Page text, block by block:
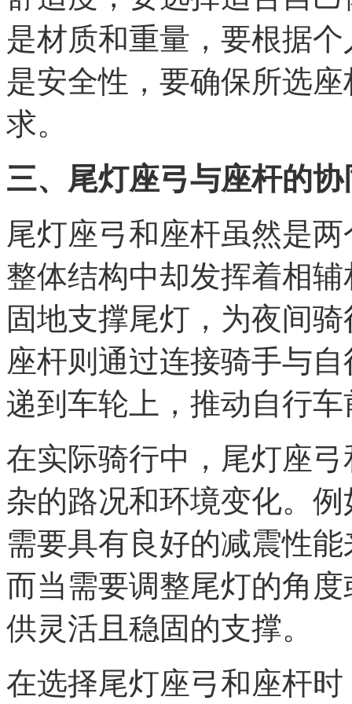
是材质和重量，要根据
是安全性，要确保所选
求。
三、尾灯座弓与座杆的协
尾灯座弓和座杆虽然是
整体结构中却发挥着相
固地支撑尾灯，为夜间
座杆则通过连接骑手与
递到车轮上，推动自行车
在实际骑行中，尾灯座
杂的路况和环境变化。
需要具有良好的减震性
而当需要调整尾灯的角
供灵活且稳固的支撑。
在选择尾灯座弓和座杆